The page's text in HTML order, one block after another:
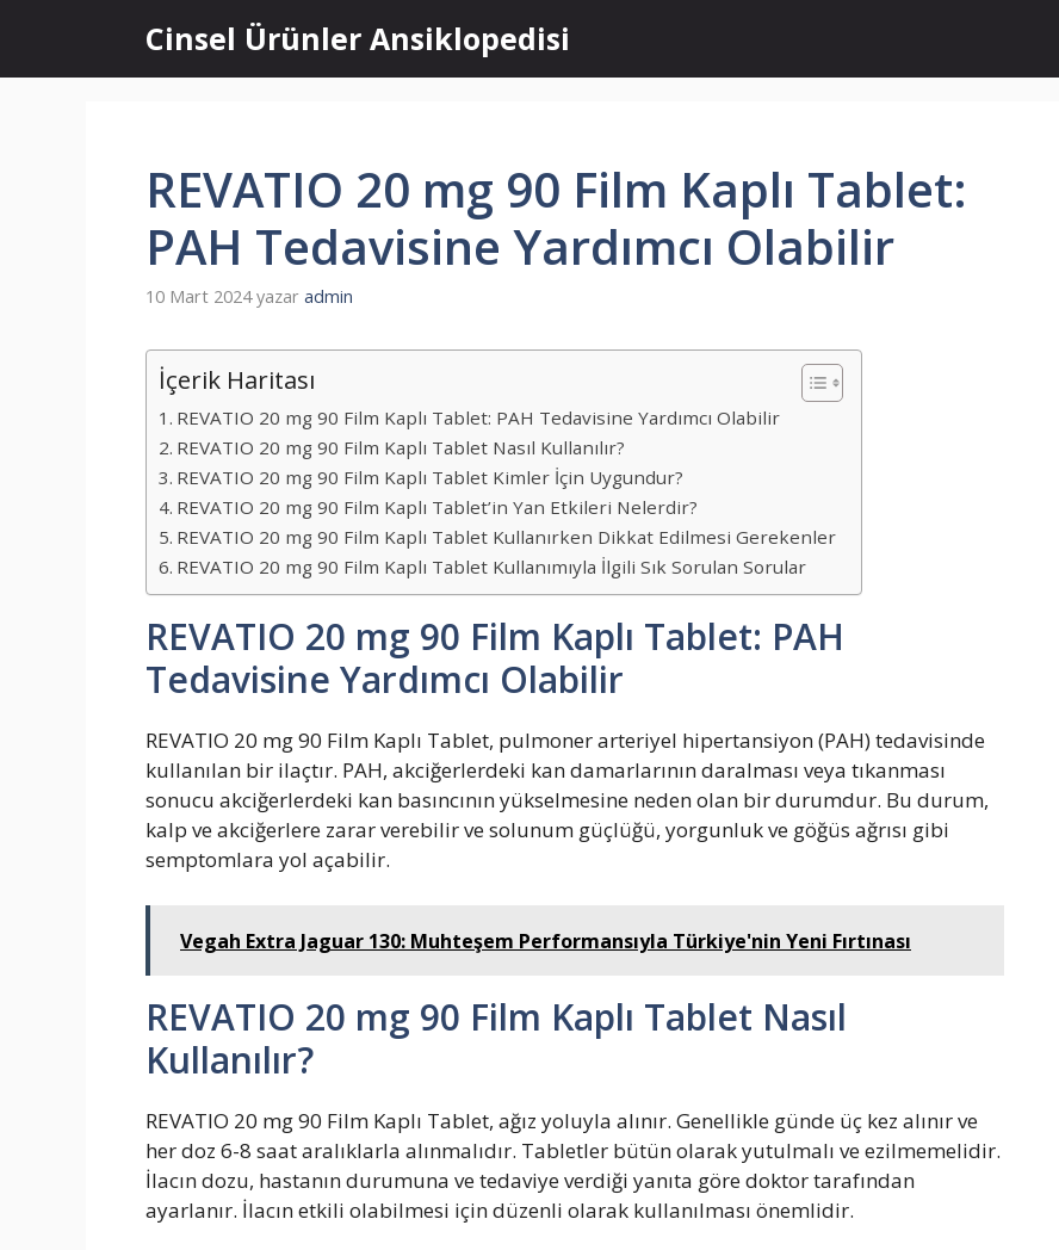
Cinsel Ürünler Ansiklopedisi
REVATIO 20 mg 90 Film Kaplı Tablet:
PAH Tedavisine Yardımcı Olabilir
10 Mart 2024 yazar admin
İçerik Haritası
REVATIO 20 mg 90 Film Kaplı Tablet: PAH Tedavisine Yardımcı Olabilir
REVATIO 20 mg 90 Film Kaplı Tablet Nasıl Kullanılır?
REVATIO 20 mg 90 Film Kaplı Tablet Kimler İçin Uygundur?
REVATIO 20 mg 90 Film Kaplı Tablet’in Yan Etkileri Nelerdir?
REVATIO 20 mg 90 Film Kaplı Tablet Kullanırken Dikkat Edilmesi Gerekenler
REVATIO 20 mg 90 Film Kaplı Tablet Kullanımıyla İlgili Sık Sorulan Sorular
REVATIO 20 mg 90 Film Kaplı Tablet: PAH
Tedavisine Yardımcı Olabilir
REVATIO 20 mg 90 Film Kaplı Tablet, pulmoner arteriyel hipertansiyon (PAH) tedavisinde
kullanılan bir ilaçtır. PAH, akciğerlerdeki kan damarlarının daralması veya tıkanması
sonucu akciğerlerdeki kan basıncının yükselmesine neden olan bir durumdur. Bu durum,
kalp ve akciğerlere zarar verebilir ve solunum güçlüğü, yorgunluk ve göğüs ağrısı gibi
semptomlara yol açabilir.
Vegah Extra Jaguar 130: Muhteşem Performansıyla Türkiye'nin Yeni Fırtınası
REVATIO 20 mg 90 Film Kaplı Tablet Nasıl
Kullanılır?
REVATIO 20 mg 90 Film Kaplı Tablet, ağız yoluyla alınır. Genellikle günde üç kez alınır ve
her doz 6-8 saat aralıklarla alınmalıdır. Tabletler bütün olarak yutulmalı ve ezilmemelidir.
İlacın dozu, hastanın durumuna ve tedaviye verdiği yanıta göre doktor tarafından
ayarlanır. İlacın etkili olabilmesi için düzenli olarak kullanılması önemlidir.